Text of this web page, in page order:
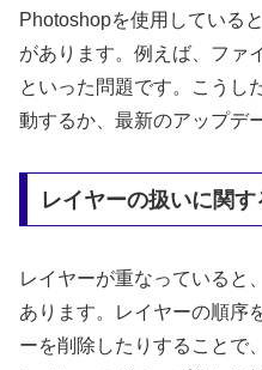
Photoshopを使用している
があります。例えば、ファ
といった問題です。こうし
動するか、最新のアップデ
レイヤーの扱いに関す
レイヤーが重なっていると
あります。レイヤーの順序
ーを削除したりすることで